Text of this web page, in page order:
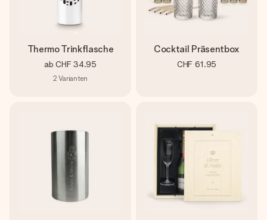
Thermo Trinkflasche
ab CHF 34.95
2 Varianten
Cocktail Präsentbox
CHF 61.95